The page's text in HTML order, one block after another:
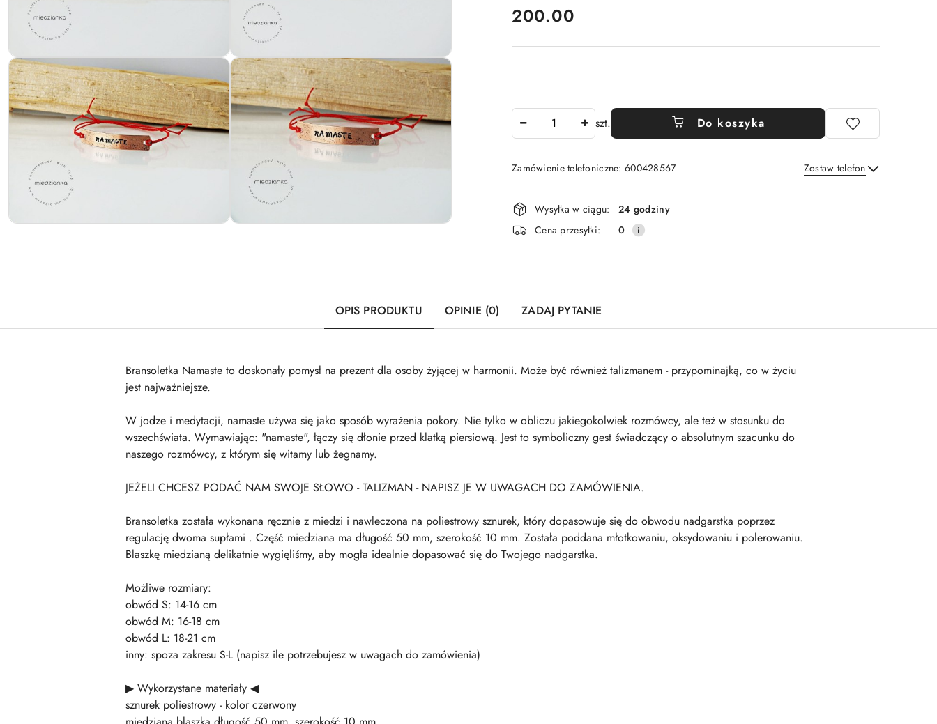
cena:
200.00
szt. Do koszyka
Zamówienie telefoniczne: 600428567 Zostaw telefon
Wyślij
Dostępność
i
dostawa
Wysyłka w ciągu:
24 godziny
Cena przesyłki:
0
OPIS PRODUKTU OPINIE (0) ZADAJ PYTANIE
Bransoletka Namaste to doskonały pomysł na prezent dla osoby żyjącej w harmonii. Może być również talizmanem - przypominajką, co w życiu
jest najważniejsze.
W jodze i medytacji, namaste używa się jako sposób wyrażenia pokory. Nie tylko w obliczu jakiegokolwiek rozmówcy, ale też w stosunku do
wszechświata. Wymawiając: "namaste", łączy się dłonie przed klatką piersiową. Jest to symboliczny gest świadczący o absolutnym szacunku do
naszego rozmówcy, z którym się witamy lub żegnamy.
JEŻELI CHCESZ PODAĆ NAM SWOJE SŁOWO - TALIZMAN - NAPISZ JE W UWAGACH DO ZAMÓWIENIA.
Bransoletka została wykonana ręcznie z miedzi i nawleczona na poliestrowy sznurek, który dopasowuje się do obwodu nadgarstka poprzez
regulację dwoma supłami . Część miedziana ma długość 50 mm, szerokość 10 mm. Została poddana młotkowaniu, oksydowaniu i polerowaniu.
Blaszkę miedzianą delikatnie wygięliśmy, aby mogła idealnie dopasować się do Twojego nadgarstka.
Możliwe rozmiary:
obwód S: 14-16 cm
obwód M: 16-18 cm
obwód L: 18-21 cm
inny: spoza zakresu S-L (napisz ile potrzebujesz w uwagach do zamówienia)
▶ Wykorzystane materiały ◀
sznurek poliestrowy - kolor czerwony